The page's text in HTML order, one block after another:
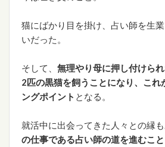
猫にばかり目を掛け、占い師を生
いだった。
そして、 無理やり母に押し付けら
2匹の黒猫を飼うことになり、これ
ングポイント となる。
就活中に出会ってきた人々との縁も
の仕事である占い師の道を進むこ